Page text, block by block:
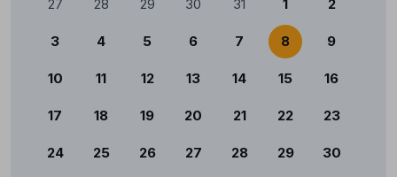
27 28 29 30 31 1 2
3 4 5 6 7 8 9
10 11 12 13 14 15 16
17 18 19 20 21 22 23
24 25 26 27 28 29 30